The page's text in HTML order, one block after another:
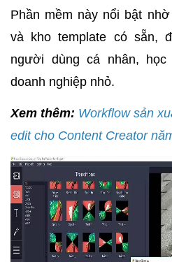
Phần mềm này nổi bật
và kho template có sẵn,
người dùng cá nhân,
doanh nghiệp nhỏ.
Xem thêm: Workflow sản
edit cho Content Creator